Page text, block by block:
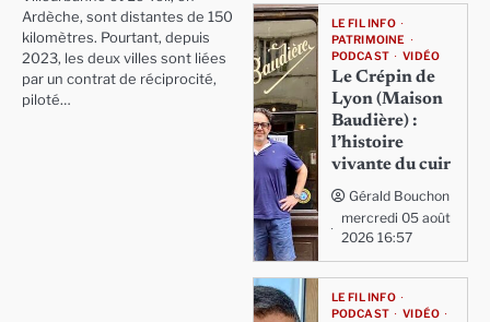
Ardèche, sont distantes de 150
kilomètres. Pourtant, depuis
2023, les deux villes sont liées
par un contrat de réciprocité,
piloté…
LE FIL INFO
PATRIMOINE
PODCAST
VIDÉO
Le Crépin de
Lyon (Maison
Baudière) :
l’histoire
vivante du cuir
Gérald Bouchon
mercredi 05 août
2026 16:57
LE FIL INFO
PODCAST
VIDÉO